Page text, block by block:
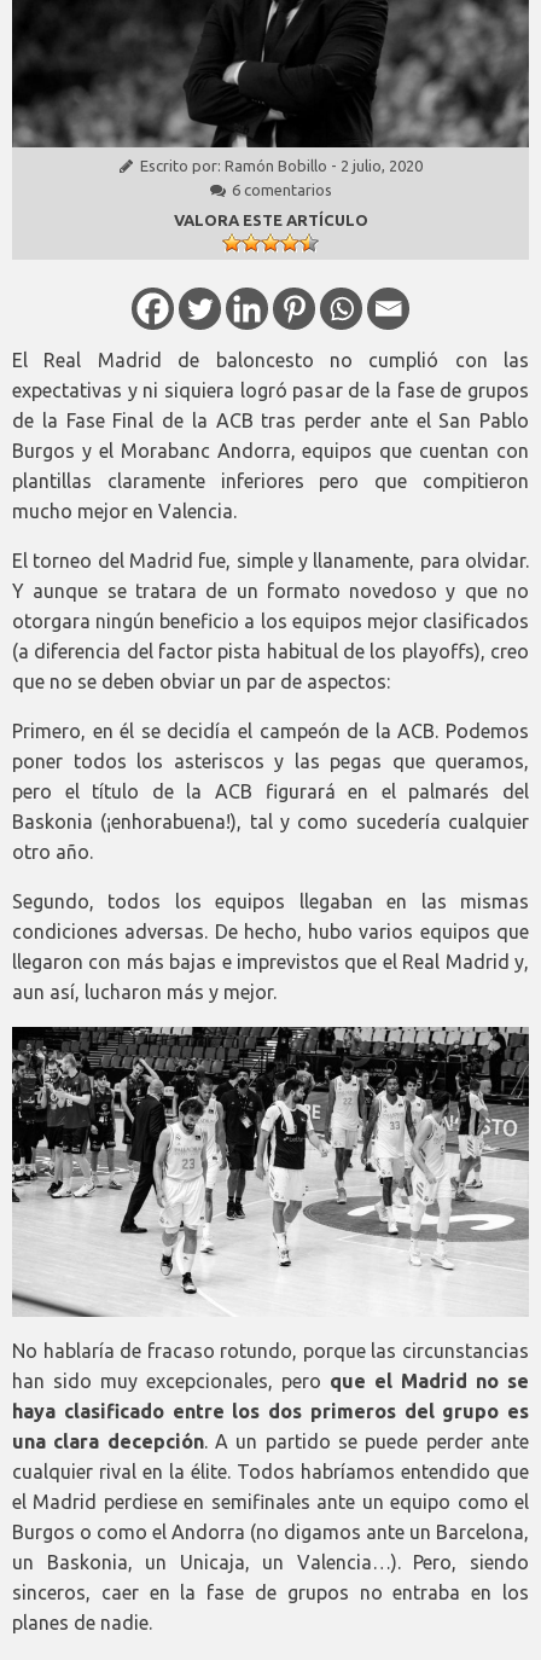
Escrito por: Ramón Bobillo - 2 julio, 2020
6 comentarios
VALORA ESTE ARTÍCULO
El Real Madrid de baloncesto no cumplió con las
expectativas y ni siquiera logró pasar de la fase de grupos
de la Fase Final de la ACB tras perder ante el San Pablo
Burgos y el Morabanc Andorra, equipos que cuentan con
plantillas claramente inferiores pero que compitieron
mucho mejor en Valencia.
El torneo del Madrid fue, simple y llanamente, para olvidar.
Y aunque se tratara de un formato novedoso y que no
otorgara ningún beneficio a los equipos mejor clasificados
(a diferencia del factor pista habitual de los playoffs), creo
que no se deben obviar un par de aspectos:
Primero, en él se decidía el campeón de la ACB. Podemos
poner todos los asteriscos y las pegas que queramos,
pero el título de la ACB figurará en el palmarés del
Baskonia (¡enhorabuena!), tal y como sucedería cualquier
otro año.
Segundo, todos los equipos llegaban en las mismas
condiciones adversas. De hecho, hubo varios equipos que
llegaron con más bajas e imprevistos que el Real Madrid y,
aun así, lucharon más y mejor.
No hablaría de fracaso rotundo, porque las circunstancias
han sido muy excepcionales, pero que el Madrid no se
haya clasificado entre los dos primeros del grupo es
una clara decepción. A un partido se puede perder ante
cualquier rival en la élite. Todos habríamos entendido que
el Madrid perdiese en semifinales ante un equipo como el
Burgos o como el Andorra (no digamos ante un Barcelona,
un Baskonia, un Unicaja, un Valencia…). Pero, siendo
sinceros, caer en la fase de grupos no entraba en los
planes de nadie.